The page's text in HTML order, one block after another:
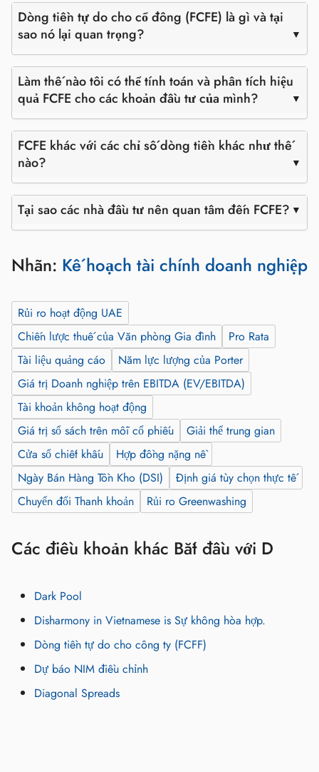
Dòng tiền tự do cho cổ đông (FCFE) là gì và tại
sao nó lại quan trọng?
Làm thế nào tôi có thể tính toán và phân tích hiệu
quả FCFE cho các khoản đầu tư của mình?
FCFE khác với các chỉ số dòng tiền khác như thế
nào?
Tại sao các nhà đầu tư nên quan tâm đến FCFE?
Nhãn: Kế hoạch tài chính doanh nghiệp
Rủi ro hoạt động UAE
Chiến lược thuế của Văn phòng Gia đình
Pro Rata
Tài liệu quảng cáo
Năm lực lượng của Porter
Giá trị Doanh nghiệp trên EBITDA (EV/EBITDA)
Tài khoản không hoạt động
Giá trị sổ sách trên mỗi cổ phiếu
Giải thể trung gian
Cửa sổ chiết khấu
Hợp đồng nặng nề
Ngày Bán Hàng Tồn Kho (DSI)
Định giá tùy chọn thực tế
Chuyển đổi Thanh khoản
Rủi ro Greenwashing
Các điều khoản khác Bắt đầu với D
Dark Pool
Disharmony in Vietnamese is Sự không hòa hợp.
Dòng tiền tự do cho công ty (FCFF)
Dự báo NIM điều chỉnh
Diagonal Spreads